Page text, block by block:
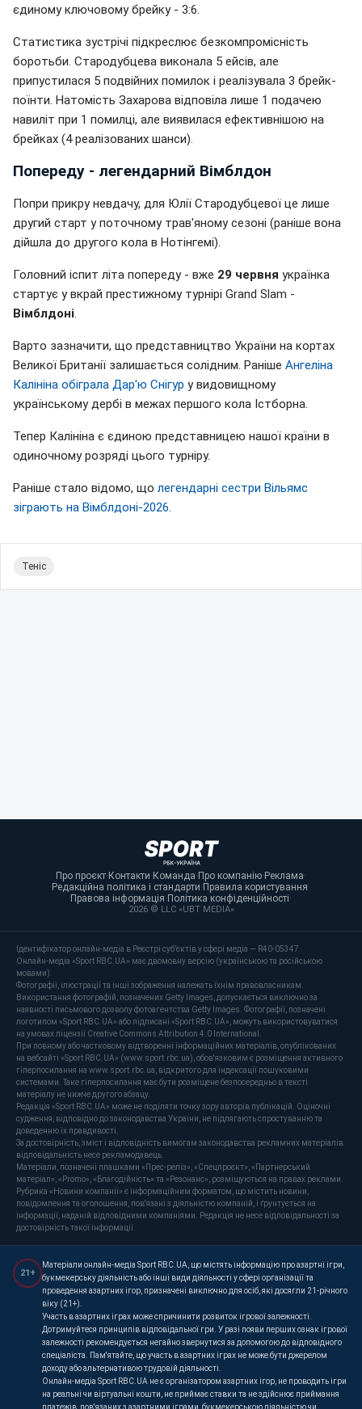
єдиному ключовому брейку - 3:6.
Статистика зустрічі підкреслює безкомпромісність
боротьби. Стародубцева виконала 5 ейсів, але
припустилася 5 подвійних помилок і реалізувала 3 брейк-
поїнти. Натомість Захарова відповіла лише 1 подачею
навиліт при 1 помилці, але виявилася ефективнішою на
брейках (4 реалізованих шанси).
Попереду - легендарний Вімблдон
Попри прикру невдачу, для Юлії Стародубцевої це лише
другий старт у поточному трав'яному сезоні (раніше вона
дійшла до другого кола в Нотінгемі).
Головний іспит літа попереду - вже 29 червня українка
стартує у вкрай престижному турнірі Grand Slam -
Вімблдоні
Варто зазначити, що представництво України на кортах
Великої Британії залишається солідним. Раніше Ангеліна
Калініна обіграла Дар'ю Снігур у видовищному
українському дербі в межах першого кола Істборна.
Тепер Калініна є єдиною представницею нашої країни в
одиночному розряді цього турніру.
Раніше стало відомо, що легендарні сестри Вільямс
зіграють на Вімблдоні-2026
Теніс
Про проєкт·Контакти·Команда·Про компанію·Реклама·
Редакційна політика і стандарти·Правила користування·
Правова інформація·Політика конфіденційності·
2026 © LLC «UBT MEDIA»
Ідентифікатор онлайн-медіа в Реєстрі суб’єктів у сфері медіа — R40-05347
Онлайн-медіа «Sport RBC.UA» має двомовну версію (українською та російською
мовами).
Фотографії, ілюстрації та інші зображення належать їхнім правовласникам.
Використання фотографій, позначених Getty Images, допускається виключно за
наявності письмового дозволу фотоагентства Getty Images. Фотографії, позначені
логотипом «Sport RBC.UA» або підписані «Sport RBC.UA», можуть використовуватися
на умовах ліцензії Creative Commons Attribution 4.0 International.
При повному або частковому відтворенні інформаційних матеріалів, опублікованих
на вебсайті «Sport RBC.UA» (www.sport.rbc.ua), обов'язковим є розміщення активного
гіперпосилання на www.sport.rbc.ua, відкритого для індексації пошуковими
системами. Таке гіперпосилання має бути розміщене безпосередньо в тексті
матеріалу не нижче другого абзацу.
Редакція «Sport RBC.UA» може не поділяти точку зору авторів публікацій. Оціночні
судження, відповідно до законодавства України, не підлягають спростуванню та
доведенню їх правдивості.
За достовірність, зміст і відповідність вимогам законодавства рекламних матеріалів
відповідальність несе рекламодавець.
Матеріали, позначені плашками «Прес-реліз», «Спецпроєкт», «Партнерський
матеріал», «Promo», «Благодійність» та «Резонанс», розміщуються на правах реклами.
Рубрика «Новини компанії» є інформаційним форматом, що містить новини,
повідомлення та оголошення, пов'язані з діяльністю компаній, і ґрунтується на
інформації, наданій відповідними компаніями. Редакція не несе відповідальності за
достовірність такої інформації.
21+
Матеріали онлайн-медіа Sport RBC.UA, що містять інформацію про азартні ігри,
букмекерську діяльність або інші види діяльності у сфері організації та
проведення азартних ігор, призначені виключно для осіб, які досягли 21-річного
віку (21+).
Участь в азартних іграх може спричинити розвиток ігрової залежності.
Дотримуйтеся принципів відповідальної гри. У разі появи перших ознак ігрової
залежності рекомендується негайно звернутися за допомогою до відповідного
спеціаліста. Пам'ятайте, що участь в азартних іграх не може бути джерелом
доходу або альтернативою трудовій діяльності.
Онлайн-медіа Sport RBC.UA не є організатором азартних ігор, не проводить ігри
на реальні чи віртуальні кошти, не приймає ставки та не здійснює приймання
платежів, пов'язаних з азартними іграми, букмекерською діяльністю чи